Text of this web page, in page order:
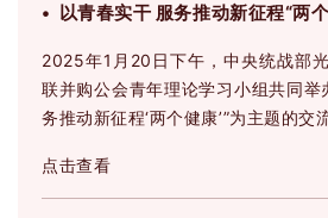
• 以青春实干 服务推动新征程“两
2025年1月20日下午，中央统战部
联并购公会青年理论学习小组共同举
务推动新征程‘两个健康’”为主题的交
点击查看